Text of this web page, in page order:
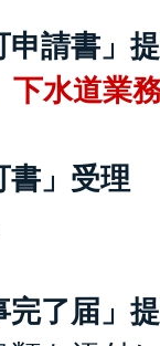
申請書」
下水道業
書」受理
完了届」